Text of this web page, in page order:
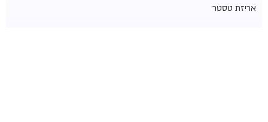
אריזת טסטר